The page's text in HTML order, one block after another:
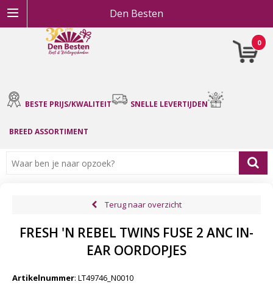
Den Besten
0
BESTE PRIJS/KWALITEIT SNELLE LEVERTIJDEN
BREED ASSORTIMENT
Terug naar overzicht
FRESH 'N REBEL TWINS FUSE 2 ANC IN-
EAR OORDOPJES
Artikelnummer: LT49746_N0010